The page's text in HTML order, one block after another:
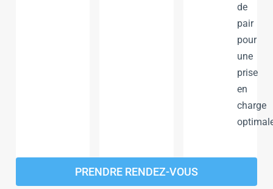
de
pair
pour
une
prise
en
charge
PRENDRE RENDEZ-VOUS